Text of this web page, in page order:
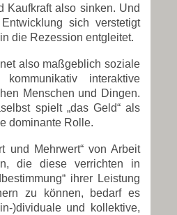
Kaufkraft also sinken. Und
sich verstetigt
die Rezession entgleitet.
also maßgeblich soziale
interaktive
Menschen und Dingen.
spielt „das Geld“ als
dominante Rolle.
und Mehrwert“ von Arbeit
die diese verrichten in
ihrer Leistung
zu können, bedarf es
)dividuale und kollektive,